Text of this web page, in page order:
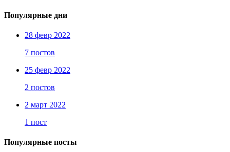
Популярные дни
28 февр 2022
7 постов
25 февр 2022
2 постов
2 март 2022
1 пост
Популярные посты